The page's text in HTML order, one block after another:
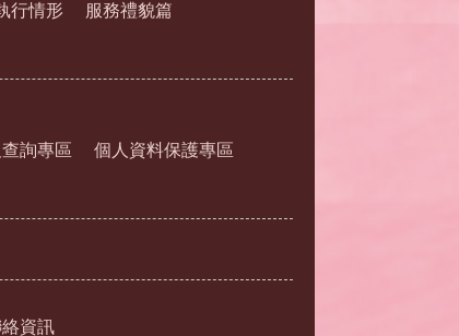
行情形 服務禮貌篇
詢專區 個人資料保護專區
資訊